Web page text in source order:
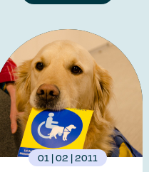
01 | 02 | 2011